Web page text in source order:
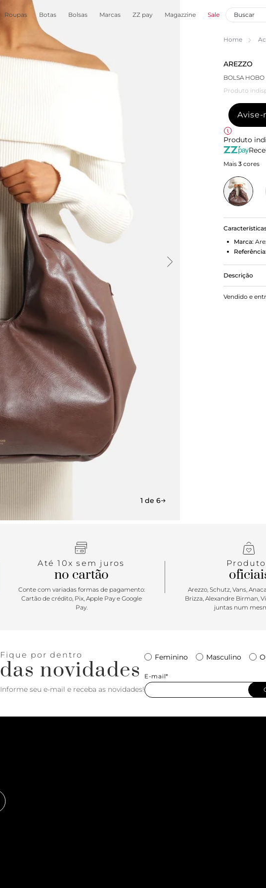
Roupas Botas Bolsas Marcas ZZ pay Magazzine Sale
1 de 6
Home
AREZZO
BOLSA
Produto
Avise-
Produto
Mais 3 cores
Marca:
Referência:
Descrição
Bolsa hobo
Vendido e
Até 10x sem juros
no cartão
Conte com variadas formas de pagamento:
Cartão de crédito, Pix, Apple Pay e Google
Pay.
Arezzo, Schutz, Vans,
Brizza, Alexandre Birman,
juntas num
Fique por dentro
das novidades
Informe seu e-mail e receba as novidades!
Feminino Masculino
E-mail*